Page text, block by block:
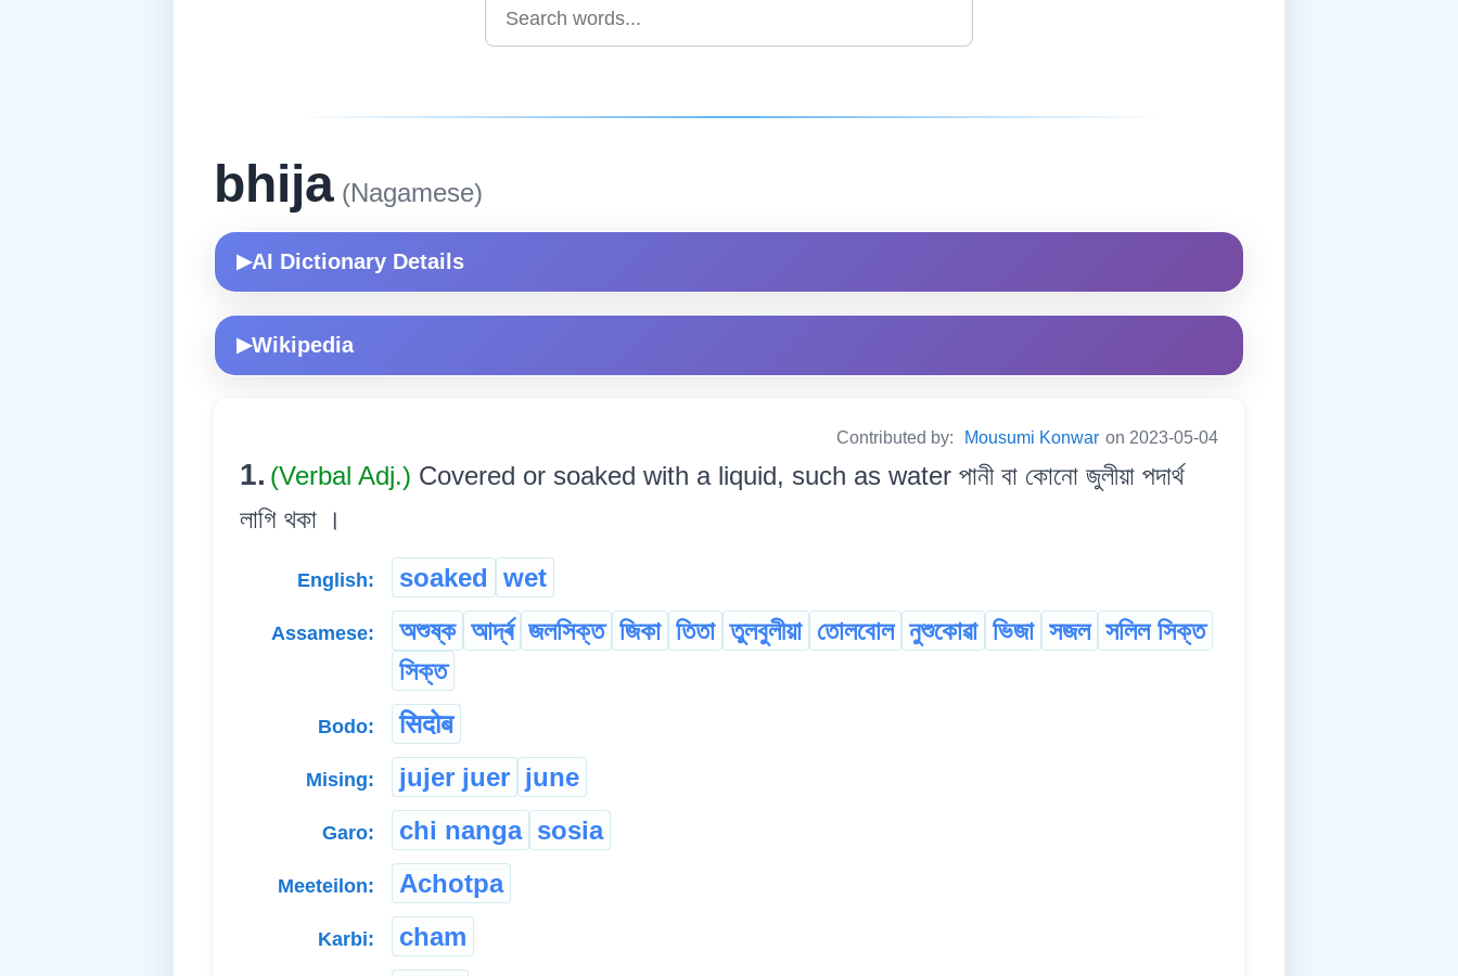
bhija (Nagamese)
▶AI Dictionary Details
▶Wikipedia
Contributed by: Mousumi Konwar on 2023-05-04
1. (Verbal Adj.) Covered or soaked with a liquid, such as water পানী বা কোনো জুলীয়া পদাৰ্থ
লাগি থকা ।
English: soaked wet
Assamese: অশুষ্ক আৰ্দ্ৰ জলসিক্ত জিকা তিতা তুলবুলীয়া তোলবোল নুশুকোৱা ভিজা সজল সলিল সিক্ত
সিক্ত
Bodo: सिदोब
Mising: jujer juer june
Garo: chi nanga sosia
Meeteilon: Achotpa
Karbi: cham